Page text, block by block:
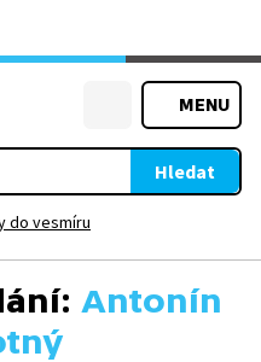
MENU
Hledat
do vesmíru
Antonín